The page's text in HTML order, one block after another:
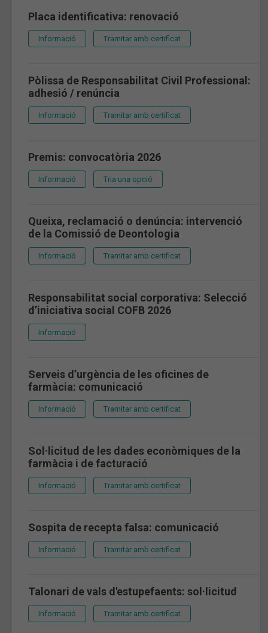
Placa identificativa: renovació
Informació Tramitar amb certificat
Pòlissa de Responsabilitat Civil Professional:
adhesió / renúncia
Informació Tramitar amb certificat
Premis: convocatòria 2026
Informació Tria una opció
Queixa, reclamació o denúncia: intervenció
de la Comissió de Deontologia
Informació Tramitar amb certificat
Responsabilitat social corporativa: Selecció
d’iniciativa social COFB 2026
Informació
Serveis d’urgència de les oficines de
farmàcia: comunicació
Informació Tramitar amb certificat
Sol·licitud de les dades econòmiques de la
farmàcia i de facturació
Informació Tramitar amb certificat
Sospita de recepta falsa: comunicació
Informació Tramitar amb certificat
Talonari de vals d'estupefaents: sol·licitud
Informació Tramitar amb certificat